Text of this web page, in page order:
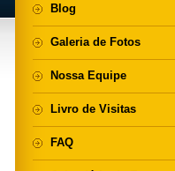
Blog
Galeria de Fotos
Nossa Equipe
Livro de Visitas
FAQ